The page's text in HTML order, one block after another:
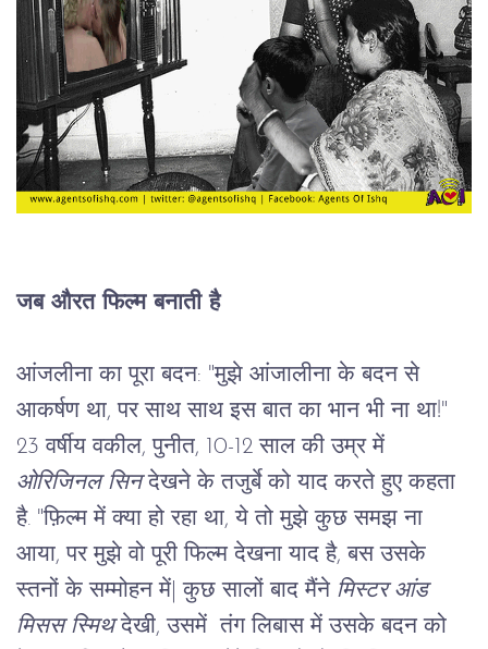
जब औरत फिल्म बनाती है
आंजलीना का पूरा बदन: "मुझे आंजालीना के बदन से
आकर्षण था, पर साथ साथ इस बात का भान भी ना था!"
23 वर्षीय वकील, पुनीत, 10-12 साल की उम्र में
ओरिजिनल सिन देखने के तजुर्बे को याद करते हुए कहता
है. "फ़िल्म में क्या हो रहा था, ये तो मुझे कुछ समझ ना
आया, पर मुझे वो पूरी फिल्म देखना याद है, बस उसके
स्तनों के सम्मोहन में कुछ सालों बाद मैंने मिस्टर आंड
मिसस स्मिथ देखी, उसमें  तंग लिबास में उसके बदन को